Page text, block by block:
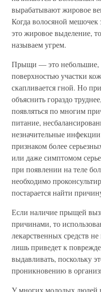
вырабатывают жировое
Когда волосяной мешочек
это жировое выделение,
называем угрем.
Прыщи — это небольшие,
поверхностью участки
скапливается гной. Но
объяснить гораздо
появляться по многим
питание,
незначительные
признаком более
или даже симптомом
при появлении на теле
необходимо
постарается найти
Если наличие прыщей
причинами, то
лекарственных средств
лишь приведет к
выдавливать, поскольку
проникновению в
У многих молодых людей